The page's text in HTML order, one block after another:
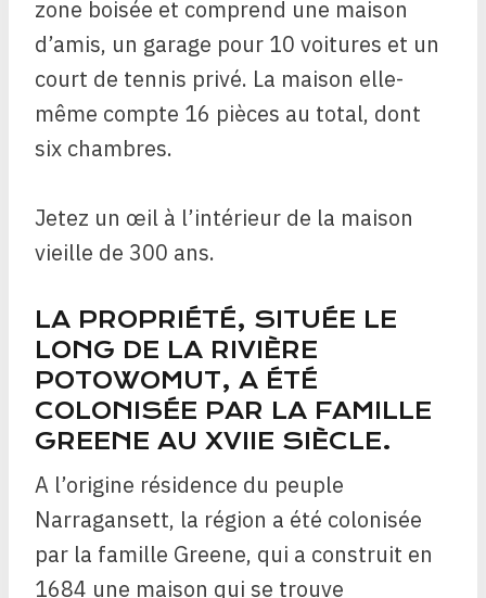
zone boisée et comprend une maison
d’amis, un garage pour 10 voitures et un
court de tennis privé. La maison elle-
même compte 16 pièces au total, dont
six chambres.
Jetez un œil à l’intérieur de la maison
vieille de 300 ans.
LA PROPRIÉTÉ, SITUÉE LE
LONG DE LA RIVIÈRE
POTOWOMUT, A ÉTÉ
COLONISÉE PAR LA FAMILLE
GREENE AU XVIIE SIÈCLE.
A l’origine résidence du peuple
Narragansett, la région a été colonisée
par la famille Greene, qui a construit en
1684 une maison qui se trouve